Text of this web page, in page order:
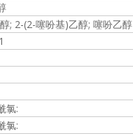
; 2-(2-噻吩基)乙醇; 噻吩乙醇
氯:
氯: